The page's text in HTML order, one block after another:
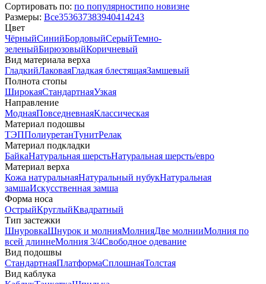
Сортировать по: по популярностипо новизне
Размеры: Все353637383940414243
Цвет
ЧёрныйСинийБордовыйСерыйТемно-
зеленыйБирюзовыйКоричневый
Вид материала верха
ГладкийЛаковаяГладкая блестящаяЗамшевый
Полнота стопы
ШирокаяСтандартнаяУзкая
Направление
МоднаяПовседневнаяКлассическая
Материал подошвы
ТЭППолиуретанТунитРелак
Материал подкладки
БайкаНатуральная шерстьНатуральная шерсть/евро
Материал верха
Кожа натуральнаяНатуральный нубукНатуральная
замшаИскусственная замша
Форма носа
ОстрыйКруглыйКвадратный
Тип застежки
ШнуровкаШнурок и молнияМолнияДве молнииМолния по
всей длиннеМолния 3/4Свободное одевание
Вид подошвы
СтандартнаяПлатформаСплошнаяТолстая
Вид каблука